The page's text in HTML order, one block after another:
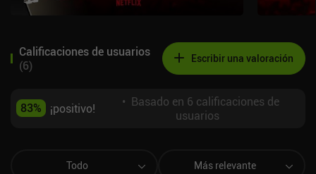
Calificaciones de usuarios
(6) Escribir una valoración
83% ¡positivo! • Basado en 6 calificaciones de
usuarios
Todo Más relevante